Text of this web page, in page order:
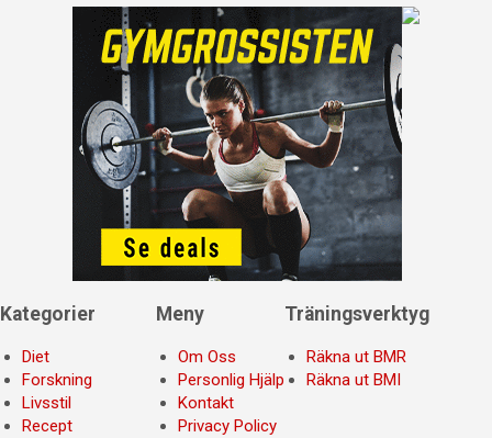
Kategorier
Diet
Forskning
Livsstil
Recept
Meny
Om Oss
Personlig Hjälp
Kontakt
Privacy Policy
Träningsverktyg
Räkna ut BMR
Räkna ut BMI